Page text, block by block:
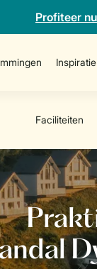
Profiteer
Inspiratie